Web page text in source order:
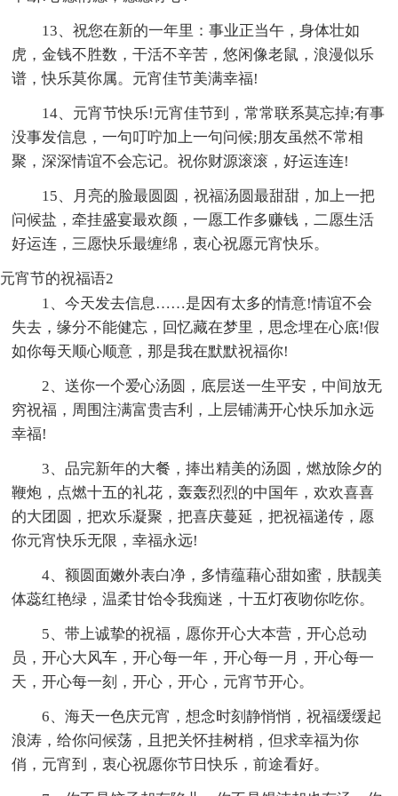
13、祝您在新的一年里：事业正当午，身体壮如
虎，金钱不胜数，干活不辛苦，悠闲像老鼠，浪漫似乐
谱，快乐莫你属。元宵佳节美满幸福!
14、元宵节快乐!元宵佳节到，常常联系莫忘掉;有事
没事发信息，一句叮咛加上一句问候;朋友虽然不常相
聚，深深情谊不会忘记。祝你财源滚滚，好运连连!
15、月亮的脸最圆圆，祝福汤圆最甜甜，加上一把
问候盐，牵挂盛宴最欢颜，一愿工作多赚钱，二愿生活
好运连，三愿快乐最缠绵，衷心祝愿元宵快乐。
元宵节的祝福语2
1、今天发去信息……是因有太多的情意!情谊不会
失去，缘分不能健忘，回忆藏在梦里，思念埋在心底!假
如你每天顺心顺意，那是我在默默祝福你!
2、送你一个爱心汤圆，底层送一生平安，中间放无
穷祝福，周围注满富贵吉利，上层铺满开心快乐加永远
幸福!
3、品完新年的大餐，捧出精美的汤圆，燃放除夕的
鞭炮，点燃十五的礼花，轰轰烈烈的中国年，欢欢喜喜
的大团圆，把欢乐凝聚，把喜庆蔓延，把祝福递传，愿
你元宵快乐无限，幸福永远!
4、额圆面嫩外表白净，多情蕴藉心甜如蜜，肤靓美
体蕊红艳绿，温柔甘饴令我痴迷，十五灯夜吻你吃你。
5、带上诚挚的祝福，愿你开心大本营，开心总动
员，开心大风车，开心每一年，开心每一月，开心每一
天，开心每一刻，开心，开心，元宵节开心。
6、海天一色庆元宵，想念时刻静悄悄，祝福缓缓起
浪涛，给你问候荡，且把关怀挂树梢，但求幸福为你
俏，元宵到，衷心祝愿你节日快乐，前途看好。